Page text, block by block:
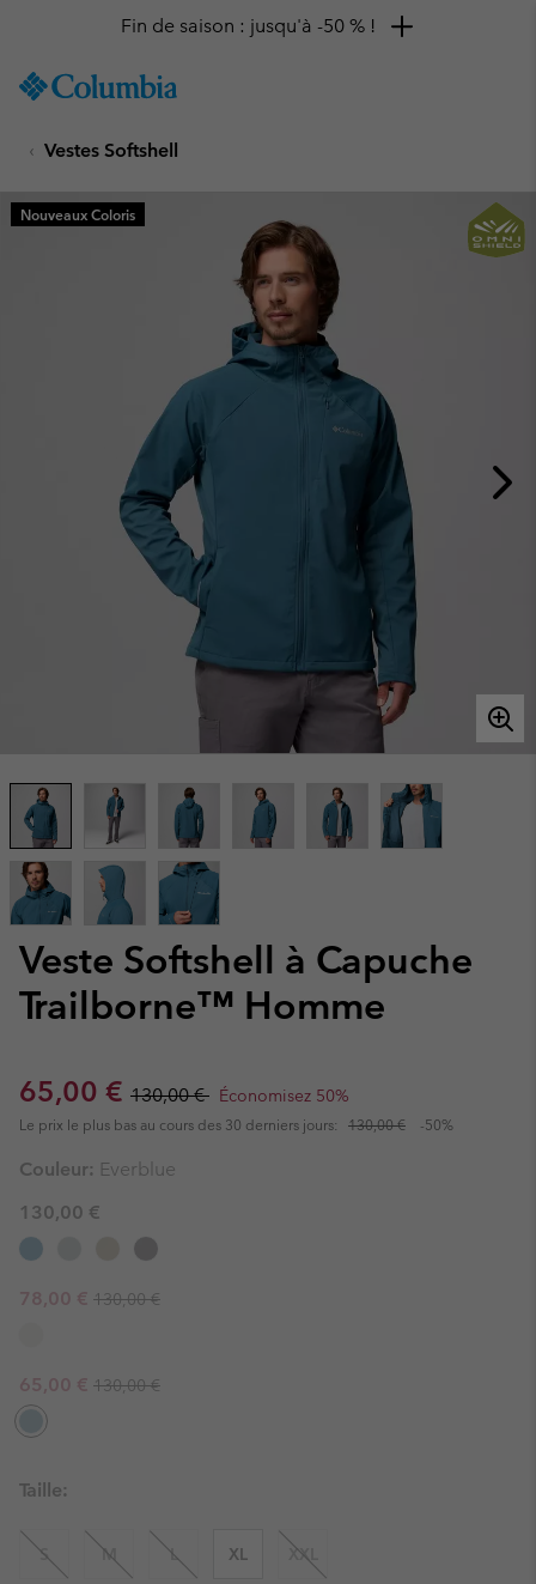
TO
SKIP
MAIN
NAV
Fin de saison : jusqu'à -50 % !
Vestes Softshell
Veste Softshell à Capuche
Trailborne™ Homme
Sale price:
65,00 € Regular price:
130,00 € Économisez 50%
Le prix le plus bas au cours des 30 derniers jours: 130,00 € -50%
Nouveaux Coloris
Couleur: Everblue
130,00 €
Sale price:
78,00 € Regular price:
130,00 €
Sale price:
65,00 € Regular price:
130,00 €
Taille:
S M L XL XXL